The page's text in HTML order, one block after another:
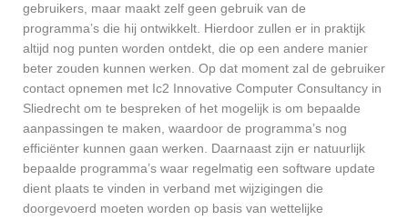
gebruikers, maar maakt zelf geen gebruik van de
programma’s die hij ontwikkelt. Hierdoor zullen er in praktijk
altijd nog punten worden ontdekt, die op een andere manier
beter zouden kunnen werken. Op dat moment zal de gebruiker
contact opnemen met Ic2 Innovative Computer Consultancy in
Sliedrecht om te bespreken of het mogelijk is om bepaalde
aanpassingen te maken, waardoor de programma’s nog
efficiënter kunnen gaan werken. Daarnaast zijn er natuurlijk
bepaalde programma’s waar regelmatig een software update
dient plaats te vinden in verband met wijzigingen die
doorgevoerd moeten worden op basis van wettelijke